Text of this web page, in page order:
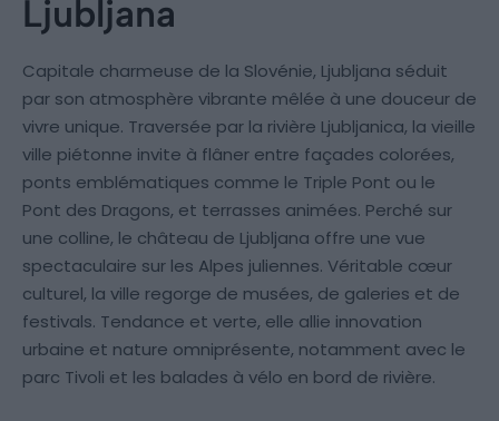
Ljubljana
Capitale charmeuse de la Slovénie, Ljubljana séduit
par son atmosphère vibrante mêlée à une douceur de
vivre unique. Traversée par la rivière Ljubljanica, la vieille
ville piétonne invite à flâner entre façades colorées,
ponts emblématiques comme le Triple Pont ou le
Pont des Dragons, et terrasses animées. Perché sur
une colline, le château de Ljubljana offre une vue
spectaculaire sur les Alpes juliennes. Véritable cœur
culturel, la ville regorge de musées, de galeries et de
festivals. Tendance et verte, elle allie innovation
urbaine et nature omniprésente, notamment avec le
parc Tivoli et les balades à vélo en bord de rivière.